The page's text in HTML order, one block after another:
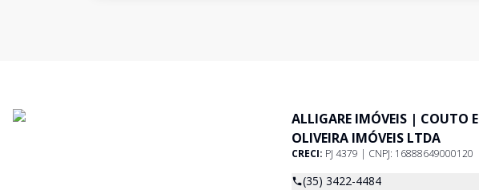
ALLIGARE IMÓVEIS | COUTO E
OLIVEIRA IMÓVEIS LTDA
CRECI: PJ 4379 | CNPJ: 16888649000120
(35) 3422-4484